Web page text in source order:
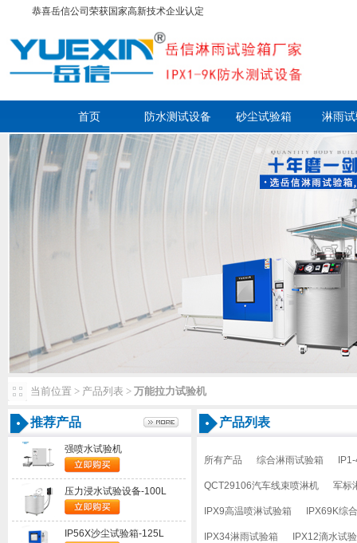
恭喜岳信公司荣获国家高新技术企业认定
首页 防水测试设备 砂尘试验箱 淋雨
走进岳信 联系
当前位置>产品列表> 万能拉力试验机
推荐产品
强喷水试验机
压力浸水试验设备-100L
IP56X沙尘试验箱-125L
产品列表
所有产品 综合淋雨试验箱
QCT29106汽车线束喷淋机 军标
IPX9高温喷淋试验箱 IPX69K综
IPX34淋雨试验箱 IPX12滴水试